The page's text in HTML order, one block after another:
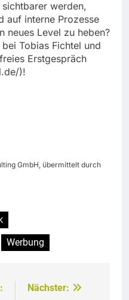
werden,
auf interne Prozesse
neues Level zu heben?
Tobias Fichtel und
Erstgespräch
)!
GmbH, übermittelt durch
Werbung
Nächster: